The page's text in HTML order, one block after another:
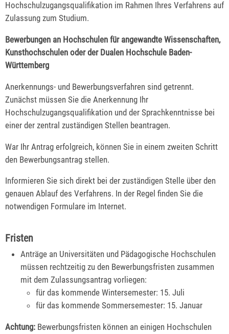
Hochschulzugangsqualifikation im Rahmen Ihres Verfahrens auf
Zulassung zum Studium.
Bewerbungen an Hochschulen für angewandte Wissenschaften,
Kunsthochschulen oder der Dualen Hochschule Baden-
Württemberg
Anerkennungs- und Bewerbungsverfahren sind getrennt.
Zunächst müssen Sie die Anerkennung Ihr
Hochschulzugangsqualifikation und der Sprachkenntnisse bei
einer der zentral zuständigen Stellen beantragen.
War Ihr Antrag erfolgreich, können Sie in einem zweiten Schritt
den Bewerbungsantrag stellen.
Informieren Sie sich direkt bei der zuständigen Stelle über den
genauen Ablauf des Verfahrens. In der Regel finden Sie die
notwendigen Formulare im Internet.
Fristen
Anträge an Universitäten und Pädagogische Hochschulen
müssen rechtzeitig zu den Bewerbungsfristen zusammen
mit dem Zulassungsantrag vorliegen:
für das kommende Wintersemester: 15. Juli
für das kommende Sommersemester: 15. Januar
Achtung: Bewerbungsfristen können an einigen Hochschulen